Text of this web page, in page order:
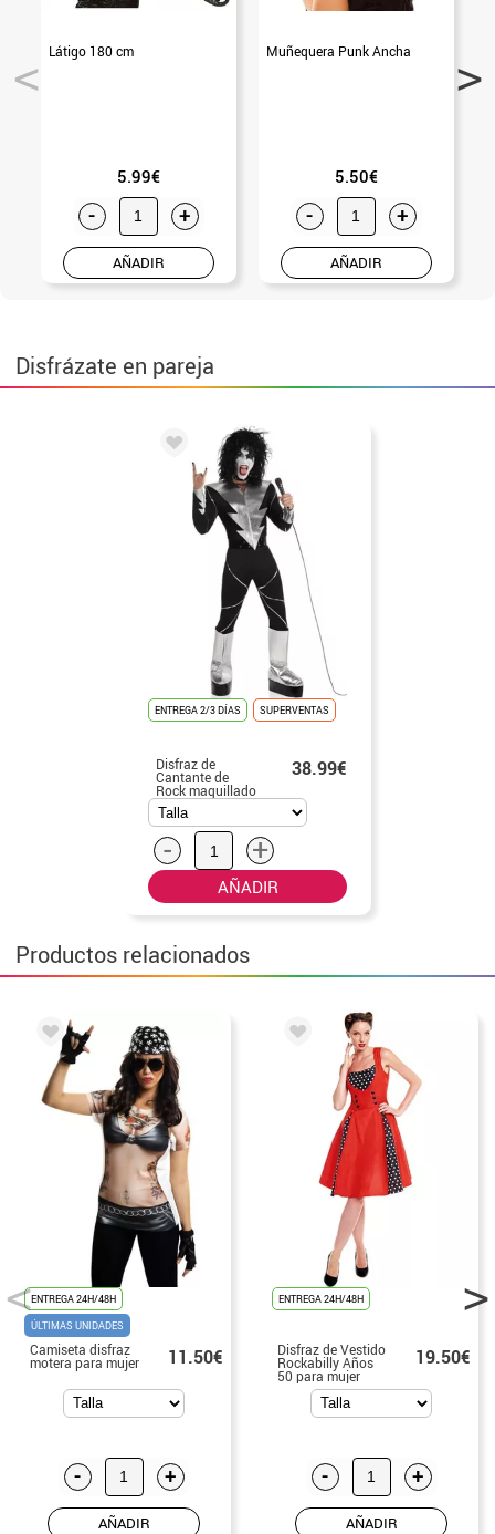
Látigo 180 cm
5.99€
- +
AÑADIR
Muñequera Punk Ancha
5.50€
- +
AÑADIR
Disfrázate en pareja
ENTREGA 2/3 DÍAS SUPERVENTAS
Disfraz de
Cantante de
Rock maquillado
para hombre
38.99€
- +
AÑADIR
Productos relacionados
ENTREGA 24H/48H
ÚLTIMAS UNIDADES
Camiseta disfraz
motera para mujer 11.50€
- +
AÑADIR
ENTREGA 24H/48H
Disfraz de Vestido
Rockabilly Años
50 para mujer
19.50€
- +
AÑADIR